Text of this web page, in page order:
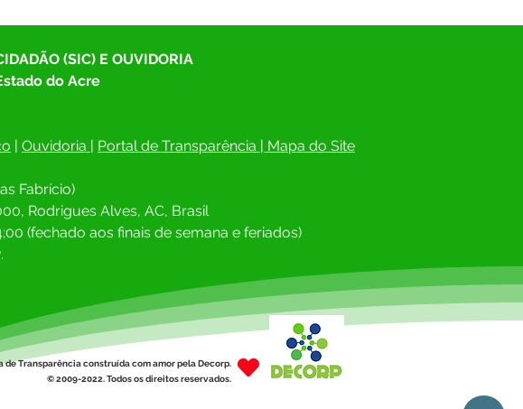
(SIC) E OUVIDORIA
do Acre
| Ouvidoria | Portal de Transparência | Mapa do Site
Fabrício)
Rodrigues Alves, AC, Brasil
(fechado aos finais de semana e feriados)
de Transparência construída com amor pela Decorp.
© 2009-2022. Todos os direitos reservados.